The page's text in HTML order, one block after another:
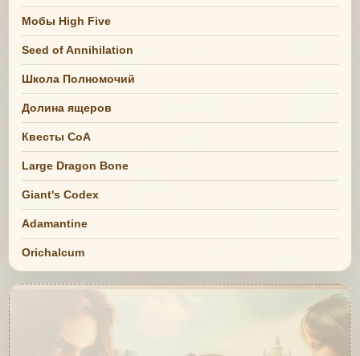
Мобы High Five
Seed of Annihilation
Школа Полномочий
Долина ящеров
Квесты СоА
Large Dragon Bone
Giant's Codex
Adamantine
Orichalcum